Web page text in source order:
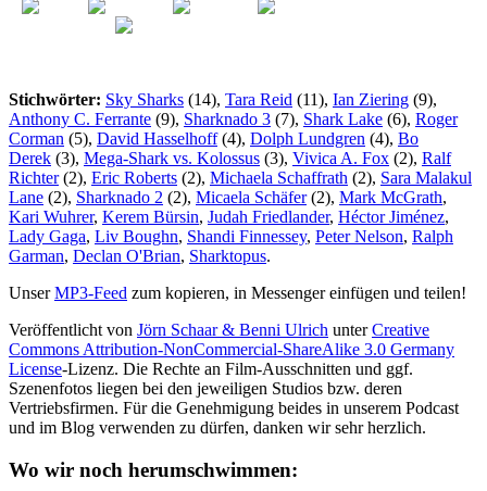
Stichwörter: Sky Sharks (14), Tara Reid (11), Ian Ziering (9),
Anthony C. Ferrante (9), Sharknado 3 (7), Shark Lake (6), Roger
Corman (5), David Hasselhoff(4), Dolph Lundgren (4), Bo
Derek (3), Mega-Shark vs. Kolossus (3), Vivica A. Fox (2), Ralf
Richter(2), Eric Roberts (2), Michaela Schaffrath (2), Sara Malakul
Lane (2), Sharknado 2 (2), Micaela Schäfer(2), Mark McGrath,
Kari Wuhrer, Kerem Bürsin, Judah Friedlander, Héctor Jiménez,
Lady Gaga, Liv Boughn, Shandi Finnessey, Peter Nelson, Ralph
Garman, Declan O'Brian, Sharktopus.
UnserMP3-Feed zum kopieren, in Messenger einfügen und teilen!
Veröffentlicht von Jörn Schaar & Benni Ulrich unterCreative
Commons Attribution-NonCommercial-ShareAlike 3.0 Germany
License-Lizenz. Die Rechte an Film-Ausschnitten und ggf.
Szenenfotos liegen bei den jeweiligen Studios bzw. deren
Vertriebsfirmen. Für die Genehmigung beides in unserem Podcast
und im Blog verwenden zu dürfen, danken wir sehr herzlich.
Wo wir noch herumschwimmen: